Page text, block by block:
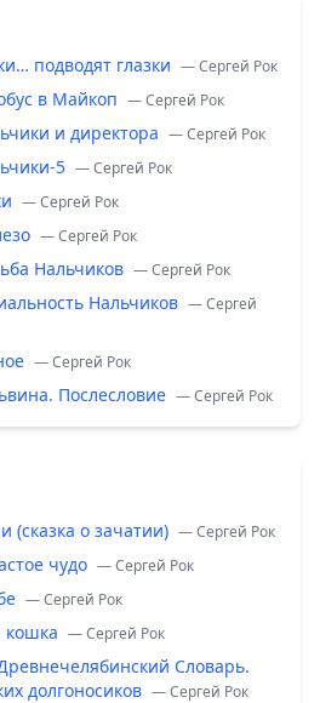
подводят глазки — Сергей Рок
в Майкоп — Сергей Рок
и директора — Сергей Рок
5 — Сергей Рок
— Сергей Рок
— Сергей Рок
Нальчиков — Сергей Рок
Нальчиков — Сергей
— Сергей Рок
Послесловие — Сергей Рок
(сказка о зачатии) — Сергей Рок
чудо — Сергей Рок
— Сергей Рок
кошка — Сергей Рок
Словарь.
долгоносиков — Сергей Рок